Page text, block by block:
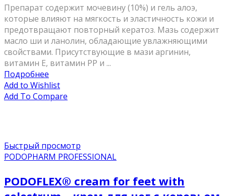
Препарат содержит мочевину (10%) и гель алоэ,
которые влияют на мягкость и эластичность кожи и
предотвращают повторный кератоз. Мазь содержит
масло ши и ланолин, обладающие увлажняющими
свойствами. Присутствующие в мази аргинин,
витамин Е, витамин PP и ...
Подробнее
Add to Wishlist
Add To Compare
Быстрый просмотр
PODOPHARM PROFESSIONAL
PODOFLEX® сream for feet with